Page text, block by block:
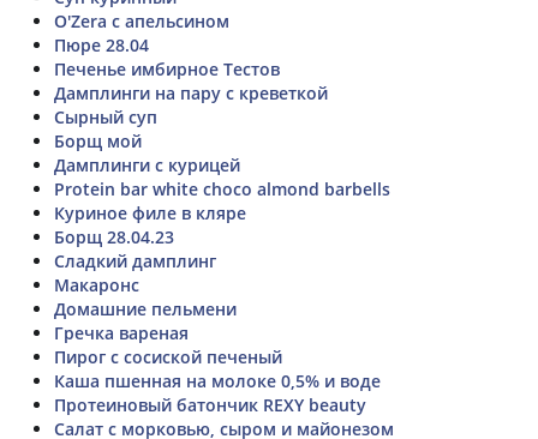
O'Zera с апельсином
Пюре 28.04
Печенье имбирное Тестов
Дамплинги на пару с креветкой
Сырный суп
Борщ мой
Дамплинги с курицей
Protein bar white choco almond barbells
Куриное филе в кляре
Борщ 28.04.23
Сладкий дамплинг
Макаронс
Домашние пельмени
Гречка вареная
Пирог с сосиской печеный
Каша пшенная на молоке 0,5% и воде
Протеиновый батончик REXY beauty
Салат с морковью, сыром и майонезом